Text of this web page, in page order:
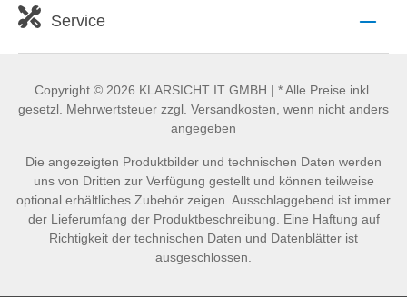
Service
Copyright © 2026 KLARSICHT IT GMBH | * Alle Preise inkl.
gesetzl. Mehrwertsteuer zzgl. Versandkosten, wenn nicht anders
angegeben
Die angezeigten Produktbilder und technischen Daten werden
uns von Dritten zur Verfügung gestellt und können teilweise
optional erhältliches Zubehör zeigen. Ausschlaggebend ist immer
der Lieferumfang der Produktbeschreibung. Eine Haftung auf
Richtigkeit der technischen Daten und Datenblätter ist
ausgeschlossen.